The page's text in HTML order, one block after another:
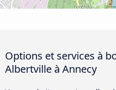
Options et services à
Albertville à Annecy